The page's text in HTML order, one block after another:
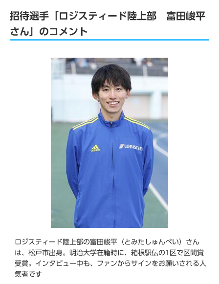
招待選手「ロジスティード陸上部 富田峻平
さん」のコメント
ロジスティード陸上部の富田峻平（とみたしゅんぺい）さん
は、松戸市出身。明治大学在籍時に、箱根駅伝の1区で区間賞
受賞。インタビュー中も、ファンからサインをお願いされる人
気者です